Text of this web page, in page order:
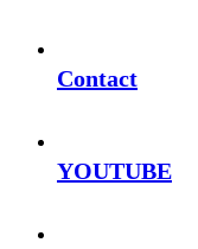
Contact
YOUTUBE